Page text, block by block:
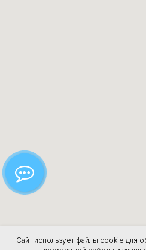
Сайт использует файлы cookie для